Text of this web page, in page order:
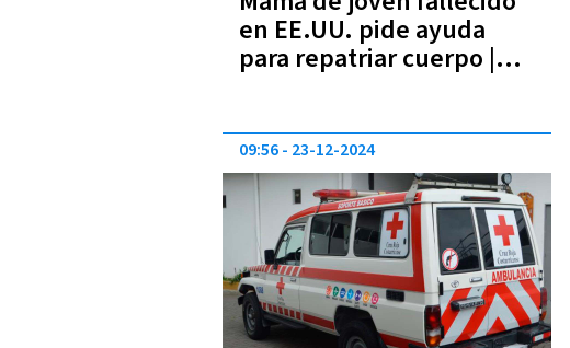
en EE.UU. pide ayuda
para repatriar cuerpo |
09:56 23-12-2024